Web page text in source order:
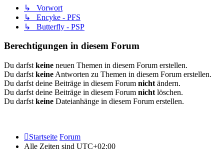
↳ Vorwort
↳ Encyke - PFS
↳ Butterfly - PSP
Berechtigungen in diesem Forum
Du darfst keine neuen Themen in diesem Forum erstellen.
Du darfst keine Antworten zu Themen in diesem Forum erstellen.
Du darfst deine Beiträge in diesem Forum nicht ändern.
Du darfst deine Beiträge in diesem Forum nicht löschen.
Du darfst keine Dateianhänge in diesem Forum erstellen.
Startseite Forum
Alle Zeiten sind UTC+02:00